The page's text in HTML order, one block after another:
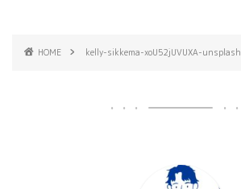
HOME kelly-sikkema-xoU52jUVUXA-unsplash